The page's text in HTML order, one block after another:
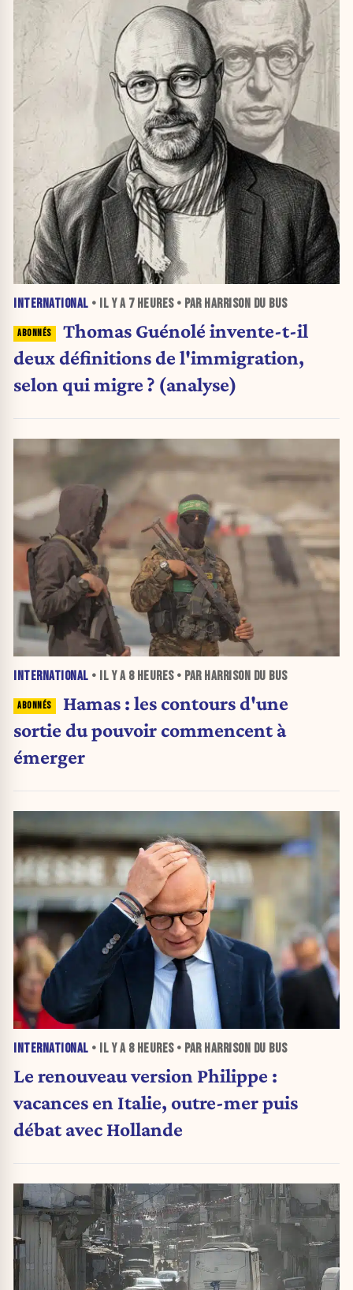
INTERNATIONAL • IL Y A 7 HEURES• PAR HARRISON DU BUS
Thomas Guénolé invente-t-il
deux définitions de l'immigration,
selon qui migre ? (analyse)
INTERNATIONAL • IL Y A 8 HEURES• PAR HARRISON DU BUS
Hamas : les contours d'une
sortie du pouvoir commencent à
émerger
INTERNATIONAL • IL Y A 8 HEURES• PAR HARRISON DU BUS
Le renouveau version Philippe :
vacances en Italie, outre-mer puis
débat avec Hollande